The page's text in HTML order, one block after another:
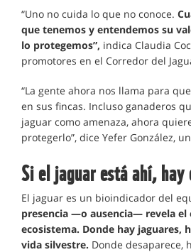
“Uno no cuida lo que no conoce.
que tenemos y entendemos su
lo protegemos”, indica Claudia
promotores en el Corredor del
“La gente ahora nos llama para
en sus fincas. Incluso ganaderos
jaguar como amenaza, ahora
protegerlo”, dice Yefer González,
Si el jaguar está ahí,
El jaguar es un bioindicador del
presencia —o ausencia— revela el
ecosistema. Donde hay jaguares,
vida silvestre. Donde desaparece,